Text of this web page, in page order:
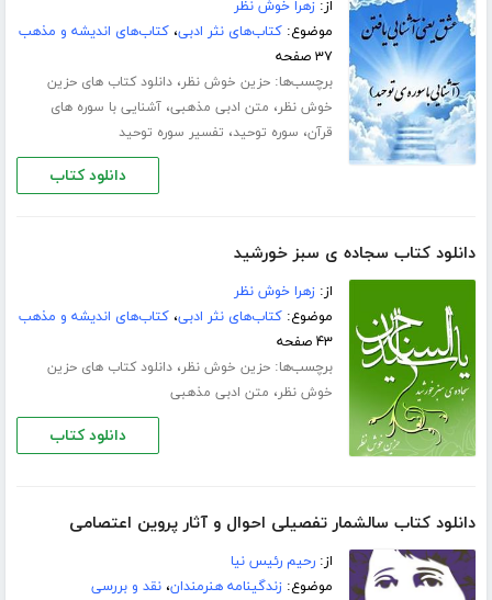
از:زهرا خوش نظر
موضوع:کتاب‌های نثر ادبی،کتاب‌های اندیشه و مذهب
۳۷ صفحه
برچسب‌ها:حزین خوش نظر،دانلود کتاب های حزین
خوش نظر، متن ادبی مذهبی،آشنایی با سوره های
قرآن، سوره توحید، تفسیر سوره توحید
دانلود کتاب
دانلود کتاب سجاده ی سبز خورشید
از:زهرا خوش نظر
موضوع:کتاب‌های نثر ادبی،کتاب‌های اندیشه و مذهب
۴۳ صفحه
برچسب‌ها:حزین خوش نظر،دانلود کتاب های حزین
خوش نظر، متن ادبی مذهبی
دانلود کتاب
دانلود کتاب سالشمار تفصیلی احوال و آثار پروین اعتصامی
از:رحیم رئیس نیا
موضوع:زندگینامه هنرمندان،نقد و بررسی